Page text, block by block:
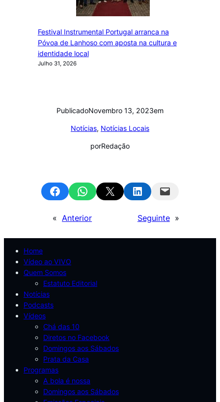
Festival Instrumental Portugal arranca na
Póvoa de Lanhoso com aposta na cultura e
identidade local
Julho 31, 2026
PublicadoNovembro 13, 2023em
Notícias, Notícias Locais
porRedação
Share on FacebookShare on WhatsApp
Email this Page Share on LinkedInEmail this Page
« Anterior Seguinte »
Home
Vídeo ao VIVO
Quem Somos
Estatuto Editorial
Notícias
Podcasts
Vídeos
Chá das 10
Diretos no Facebook
Domingos aos Sábados
Prata da Casa
Programas
A bola é nossa
Domingos aos Sábados